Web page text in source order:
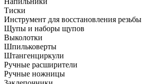
Тиски
Инструмент для восстановления резьбы
Щупы и наборы щупов
Выколотки
Шпильковерты
Штангенциркули
Ручные расширители
Ручные ножницы